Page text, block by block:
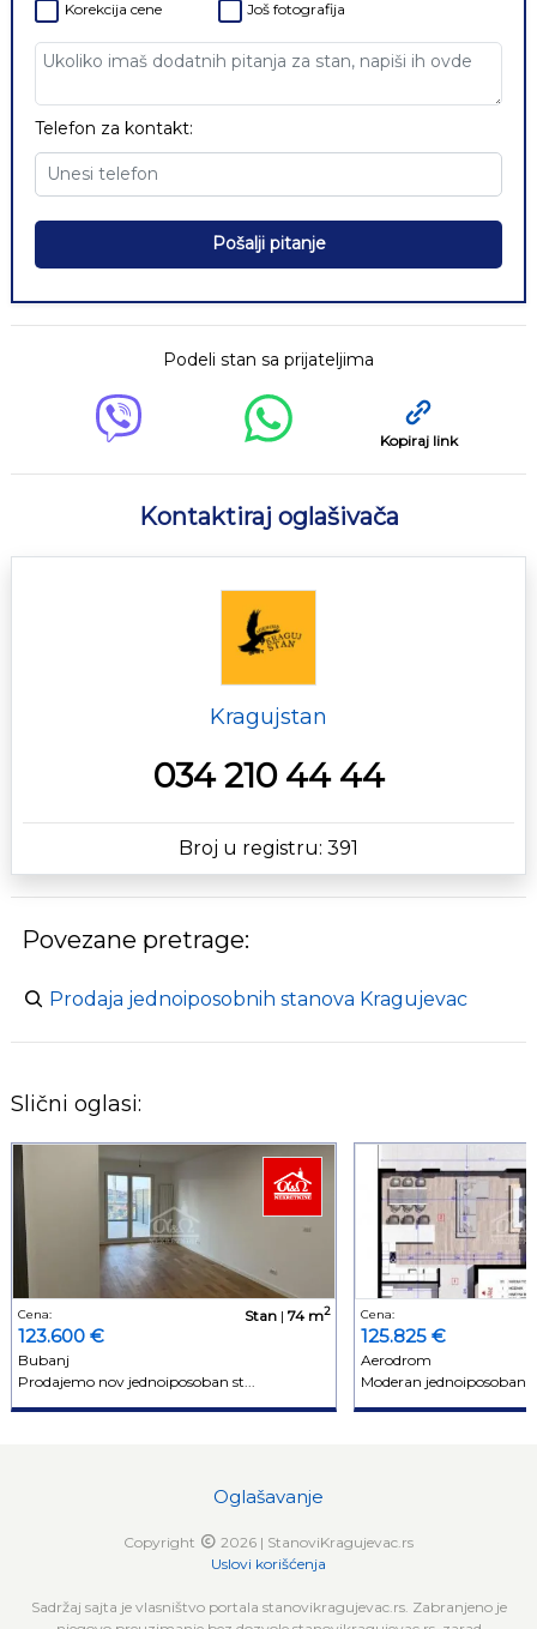
Korekcija cene
Još fotografija
Telefon za kontakt:
Pošalji pitanje
Podeli stan sa prijateljima
Kopiraj link
Kontaktiraj oglašivača
Kragujstan
034 210 44 44
Broj u registru: 391
Povezane pretrage:
Prodaja jednoiposobnih stanova Kragujevac
Slični oglasi:
Cena:
123.600 €
Stan| 74 m2
Bubanj
Prodajemo nov jednoiposoban st...
Cena:
125.825 €
Aerodrom
Moderan jednoiposoban
Oglašavanje
Copyright
2026 | StanoviKragujevac.rs
Uslovi korišćenja
Sadržaj sajta je vlasništvo portala stanovikragujevac.rs. Zabranjeno je